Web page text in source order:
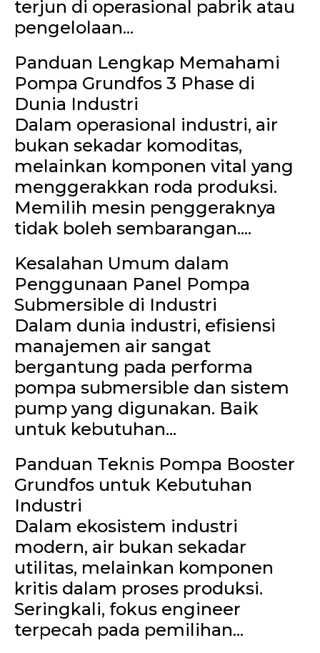
terjun di operasional pabrik atau
pengelolaan...
Panduan Lengkap Memahami
Pompa Grundfos 3 Phase di
Dunia Industri
Dalam operasional industri, air
bukan sekadar komoditas,
melainkan komponen vital yang
menggerakkan roda produksi.
Memilih mesin penggeraknya
tidak boleh sembarangan....
Kesalahan Umum dalam
Penggunaan Panel Pompa
Submersible di Industri
Dalam dunia industri, efisiensi
manajemen air sangat
bergantung pada performa
pompa submersible dan sistem
pump yang digunakan. Baik
untuk kebutuhan...
Panduan Teknis Pompa Booster
Grundfos untuk Kebutuhan
Industri
Dalam ekosistem industri
modern, air bukan sekadar
utilitas, melainkan komponen
kritis dalam proses produksi.
Seringkali, fokus engineer
terpecah pada pemilihan...